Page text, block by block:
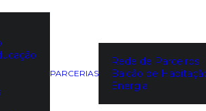
PARCERIAS
Rede de Parceiros
Balcão de
Energia